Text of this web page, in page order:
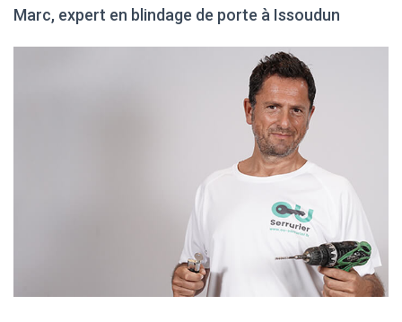
Marc, expert en blindage de porte à Issoudun